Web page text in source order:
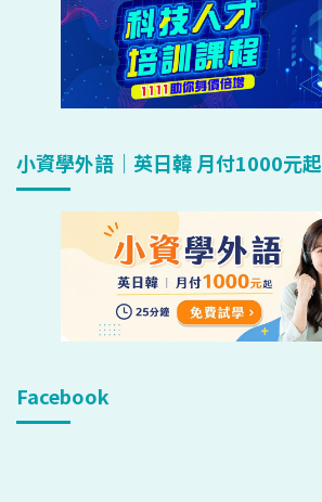
小資學外語｜英日韓 月付1000元起
Facebook